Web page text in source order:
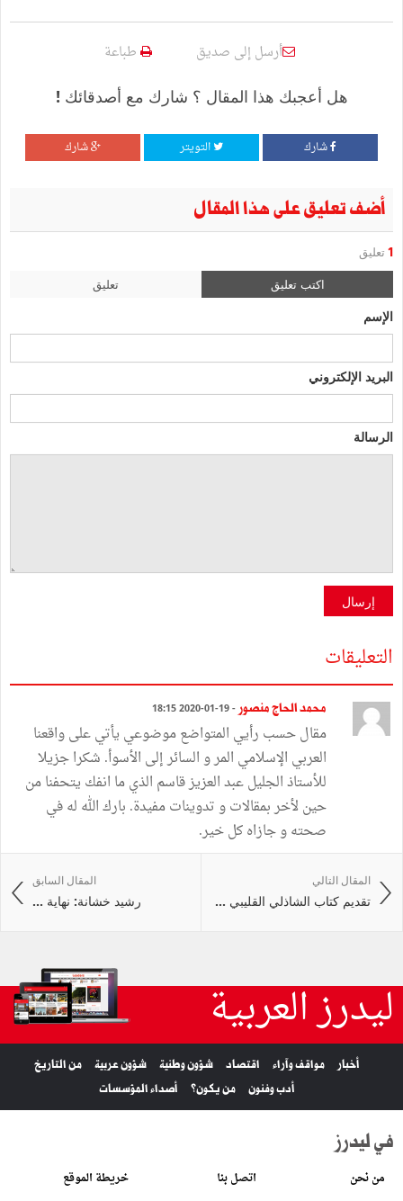
أرسل إلى صديق طباعة
هل أعجبك هذا المقال ؟ شارك مع أصدقائك !
شارك التويتر شارك
أضف تعليق على هذا المقال
1 تعليق
اكتب تعليق تعليق
الإسم
البريد الإلكتروني
الرسالة
إرسال
التعليقات
محمد الحاج منصور - 19-01-2020 18:15
مقال حسب رأيي المتواضع موضوعي يأتي على واقعنا
العربي الإسلامي المر و السائر إلى الأسوأ. شكرا جزيلا
للأستاذ الجليل عبد العزيز قاسم الذي ما انفك يتحفنا من
حين لأخر بمقالات و تدوينات مفيدة. بارك الله له في
صحته و جازاه كل خير.
المقال السابق
رشيد خشانة: نهاية ...
المقال التالي
تقديم كتاب الشاذلي القليبي ...
ليدرز العربية
أخبار مواقف وآراء اقتصاد شؤون وطنية شؤون عربية
من التاريخ
أدب وفنون
من يكون؟ أصداء المؤسسات
في ليدرز
من نحن اتصل بنا خريطة الموقع